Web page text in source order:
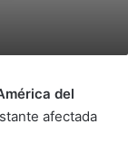
del
afectada